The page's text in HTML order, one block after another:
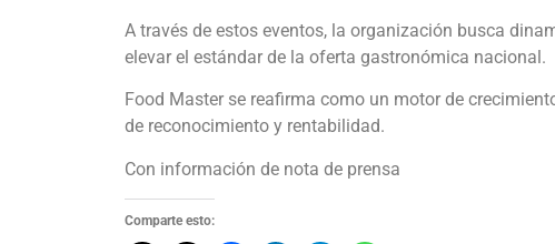
A través de estos eventos, la organización busca
elevar el estándar de la oferta gastronómica nacional.
Food Master se reafirma como un motor de
de reconocimiento y rentabilidad.
Con información de nota de prensa
Comparte esto: